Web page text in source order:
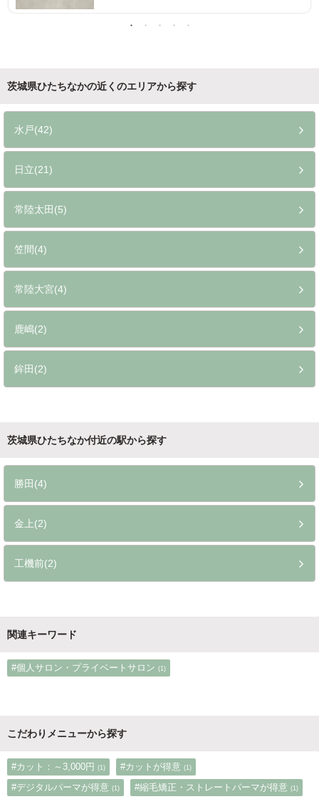
茨城県ひたちなかの近くのエリアから探す
水戸(42)
日立(21)
常陸太田(5)
笠間(4)
常陸大宮(4)
鹿嶋(2)
鉾田(2)
茨城県ひたちなか付近の駅から探す
勝田(4)
金上(2)
工機前(2)
関連キーワード
#個人サロン・プライベートサロン (1)
こだわりメニューから探す
#カット：～3,000円 (1) #カットが得意 (1)
#デジタルパーマが得意 (1) #縮毛矯正・ストレートパーマが得意 (1)